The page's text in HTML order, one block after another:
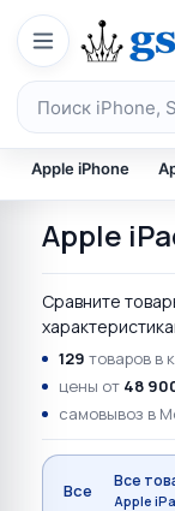
Перейти к
Поиск по
Apple iPhone
Apple
Сравните
129 товаров в
цены от 48
самовывоз в
Все Все
Apple